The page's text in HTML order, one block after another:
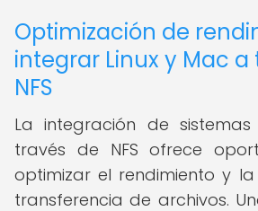
Optimización de
integrar Linux y Mac a
NFS
La integración de
través de NFS ofrece
optimizar el rendimiento y
transferencia de archivos.